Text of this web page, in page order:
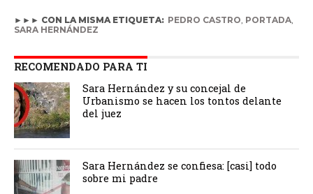
►►► CON LA MISMA ETIQUETA: PEDRO CASTRO PORTADA,
SARA HERNÁNDEZ
RECOMENDADO PARA TI
Sara Hernández y su concejal de
Urbanismo se hacen los tontos delante
del juez
Sara Hernández se confiesa: [casi] todo
sobre mi padre